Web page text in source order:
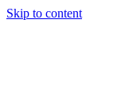
Skip to content